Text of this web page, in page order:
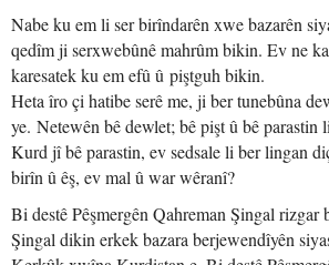
Nabe ku em li ser birîndarên xwe bazarên
qedîm ji serxwebûnê mahrûm bikin. Ev ne
karesatek ku em efû û piştguh bikin.
Heta îro çi hatibe serê me, ji ber tunebûna
ye. Netewên bê dewlet; bê pişt û bê parastin
Kurd jî bê parastin, ev sedsale li ber lingan
birîn û êş, ev mal û war wêranî?
Bi destê Pêşmergên Qahreman Şingal rizgar
Şingal dikin erkek bazara berjewendîyên